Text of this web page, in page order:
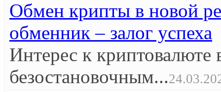
Обмен крипты в новой
обменник – залог успеха
Интерес к криптовалюте
безостановочным...